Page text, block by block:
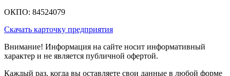
ОКПО: 84524079
Скачать карточку предприятия
Внимание! Информация на сайте носит информативный
характер и не является публичной офертой.
Каждый раз, когда вы оставляете свои данные в любой форме